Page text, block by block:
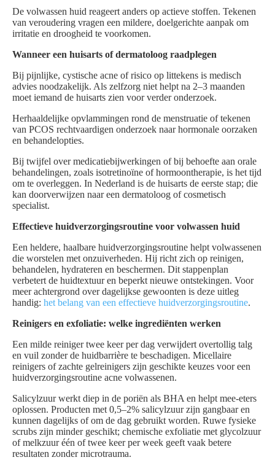
De volwassen huid reageert anders op actieve stoffen. Tekenen
van veroudering vragen een mildere, doelgerichte aanpak om
irritatie en droogheid te voorkomen.
Wanneer een huisarts of dermatoloog raadplegen
Bij pijnlijke, cystische acne of risico op littekens is medisch
advies noodzakelijk. Als zelfzorg niet helpt na 2–3 maanden
moet iemand de huisarts zien voor verder onderzoek.
Herhaaldelijke opvlammingen rond de menstruatie of tekenen
van PCOS rechtvaardigen onderzoek naar hormonale oorzaken
en behandelopties.
Bij twijfel over medicatiebijwerkingen of bij behoefte aan orale
behandelingen, zoals isotretinoïne of hormoontherapie, is het tijd
om te overleggen. In Nederland is de huisarts de eerste stap; die
kan doorverwijzen naar een dermatoloog of cosmetisch
specialist.
Effectieve huidverzorgingsroutine voor volwassen huid
Een heldere, haalbare huidverzorgingsroutine helpt volwassenen
die worstelen met onzuiverheden. Hij richt zich op reinigen,
behandelen, hydrateren en beschermen. Dit stappenplan
verbetert de huidtextuur en beperkt nieuwe ontstekingen. Voor
meer achtergrond over dagelijkse gewoonten is deze uitleg
handig: het belang van een effectieve huidverzorgingsroutine.
Reinigers en exfoliatie: welke ingrediënten werken
Een milde reiniger twee keer per dag verwijdert overtollig talg
en vuil zonder de huidbarrière te beschadigen. Micellaire
reinigers of zachte gelreinigers zijn geschikte keuzes voor een
huidverzorgingsroutine acne volwassenen.
Salicylzuur werkt diep in de poriën als BHA en helpt mee-eters
oplossen. Producten met 0,5–2% salicylzuur zijn gangbaar en
kunnen dagelijks of om de dag gebruikt worden. Ruwe fysieke
scrubs zijn minder geschikt; chemische exfoliatie met glycolzuur
of melkzuur één of twee keer per week geeft vaak betere
resultaten zonder microtrauma.